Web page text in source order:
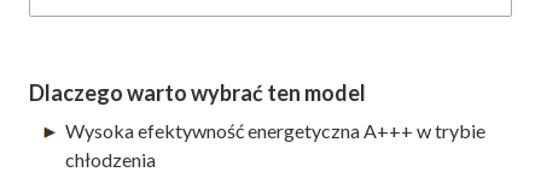
Dlaczego warto wybrać ten model
Wysoka efektywność energetyczna A+++ w trybie
chłodzenia